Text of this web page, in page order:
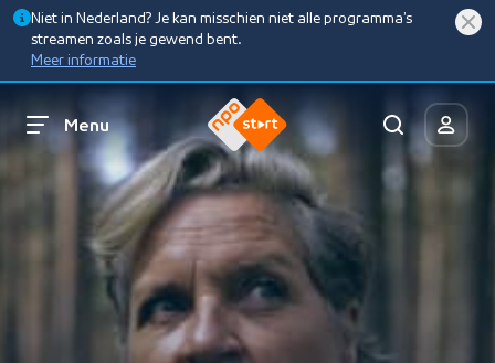
Niet in Nederland? Je kan misschien niet alle programma’s
streamen zoals je gewend bent.
Meer informatie
Menu